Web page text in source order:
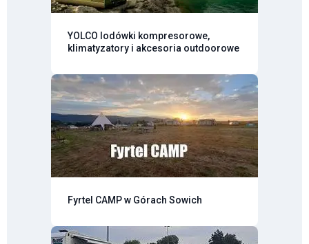
YOLCO lodówki kompresorowe,
klimatyzatory i akcesoria outdoorowe
Fyrtel CAMP w Górach Sowich